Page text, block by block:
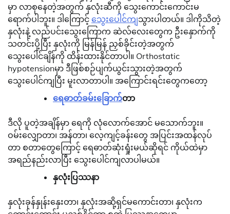
မှာ လာစုနေတဲ့အတွက် နှလုံးဆီကို သွေးကောင်းကောင်းမ
ရောက်ပါဘူး။ ဒါကြောင့် သွေးပေါင်ကျသွားပါတယ်။ ဒါကိုသိတဲ့
နှလုံးနဲ့ လည်ပင်းသွေးကြောက ဆဲလ်လေးတွေက ဦးနှောက်ကို
သတင်းပို့ပြီး နှလုံးကို မြန်မြန် ညှစ်ခိုင်းတဲ့အတွက်
သွေးပေါင်ချိန်ကို ထိန်းထားနိုင်တာပါ။ Orthostatic
hypotensionမှာ ဒီဖြစ်စဉ်ပျက်ယွင်းသွားတဲ့အတွက်
သွေးပေါင်ကျပြီး မူးလာတာပါ။ အကြောင်းရင်းတွေကတော့
ရေဓာတ်ခမ်းခြောက်တာ
ဒီလို ပူတဲ့အချိန်မှာ ရေကို လုံလောက်အောင် မသောက်ဘူး။
ဝမ်းလျှောတာ၊ အန်တာ၊ လေ့ကျင့်ခန်းတွေ အပြင်းအထန်လုပ်
တာ စတာတွေကြောင့် ရေဓာတ်ဆုံးရှုံးမယ်ဆိုရင် ကိုယ်ထဲမှာ
အရည်နည်းလာပြီး သွေးပေါင်ကျလာပါမယ်။
နှလုံးပြဿနာ
နှလုံးခုန်နှုန်းနှေးတာ၊ နှလုံးအဆို့ရှင်မကောင်းတာ၊ နှလုံးက